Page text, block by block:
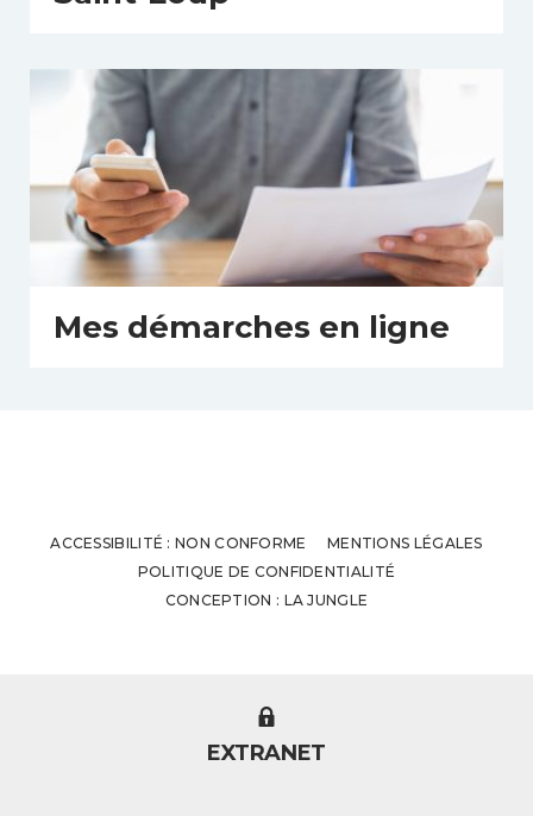
Mes démarches en ligne
ACCESSIBILITÉ : NON CONFORME
MENTIONS LÉGALES
POLITIQUE DE CONFIDENTIALITÉ
CONCEPTION : LA JUNGLE
EXTRANET